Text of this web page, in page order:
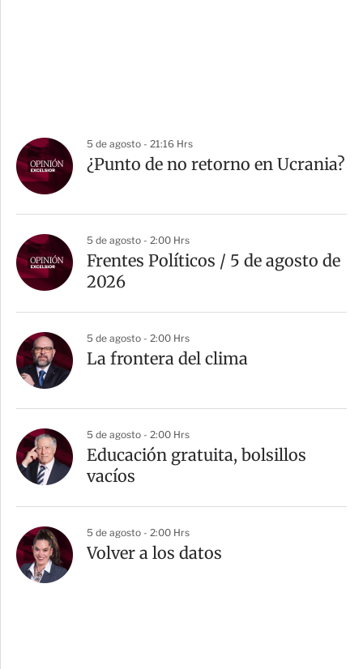
5 de agosto - 21:16 Hrs
¿Punto de no retorno en Ucrania?
5 de agosto - 2:00 Hrs
Frentes Políticos / 5 de agosto de
2026
5 de agosto - 2:00 Hrs
La frontera del clima
5 de agosto - 2:00 Hrs
Educación gratuita, bolsillos
vacíos
5 de agosto - 2:00 Hrs
Volver a los datos